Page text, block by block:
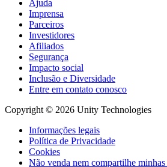
Ajuda
Imprensa
Parceiros
Investidores
Afiliados
Segurança
Impacto social
Inclusão e Diversidade
Entre em contato conosco
Copyright © 2026 Unity Technologies
Informações legais
Política de Privacidade
Cookies
Não venda nem compartilhe